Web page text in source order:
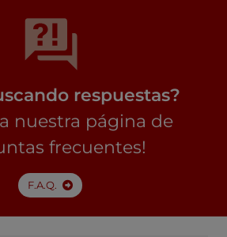
respuestas?
nuestra página de
frecuentes!
F.A.Q.